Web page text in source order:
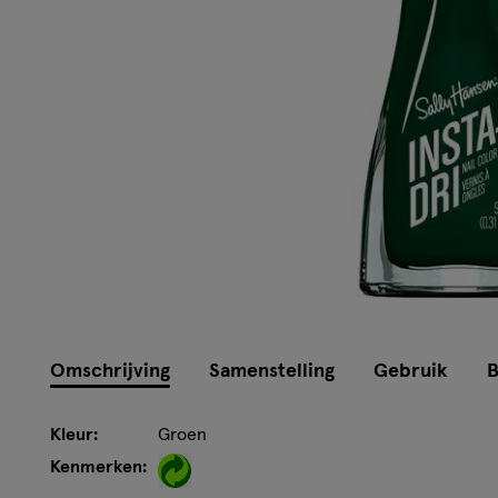
Omschrijving Samenstelling Gebruik
Kleur:
Groen
Kenmerken: